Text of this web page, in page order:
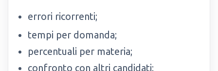
errori ricorrenti;
tempi per domanda;
percentuali per materia;
confronto con altri candidati;